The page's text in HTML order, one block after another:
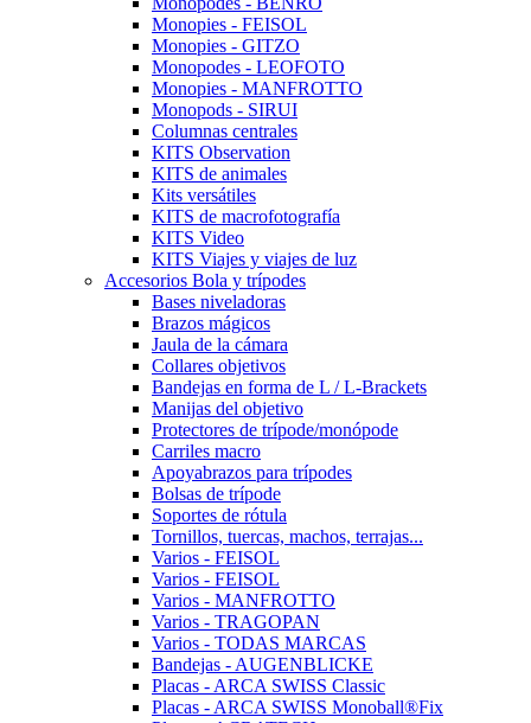
Monopies - FEISOL
Monopies - GITZO
Monopodes - LEOFOTO
Monopies - MANFROTTO
Monopods - SIRUI
Columnas centrales
KITS Observation
KITS de animales
Kits versátiles
KITS de macrofotografía
KITS Video
KITS Viajes y viajes de luz
Accesorios Bola y trípodes
Bases niveladoras
Brazos mágicos
Jaula de la cámara
Collares objetivos
Bandejas en forma de L / L-Brackets
Manijas del objetivo
Protectores de trípode/monópode
Carriles macro
Apoyabrazos para trípodes
Bolsas de trípode
Soportes de rótula
Tornillos, tuercas, machos, terrajas...
Varios - FEISOL
Varios - FEISOL
Varios - MANFROTTO
Varios - TRAGOPAN
Varios - TODAS MARCAS
Bandejas - AUGENBLICKE
Placas - ARCA SWISS Classic
Placas - ARCA SWISS Monoball®Fix